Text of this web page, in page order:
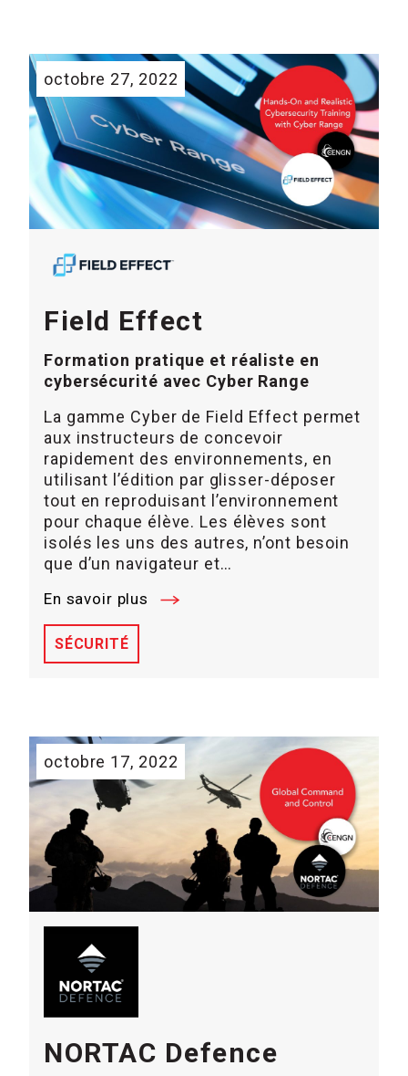
octobre 27, 2022
Field Effect
Formation pratique et réaliste en
cybersécurité avec Cyber Range
La gamme Cyber de Field Effect permet
aux instructeurs de concevoir
rapidement des environnements, en
utilisant l’édition par glisser-déposer
tout en reproduisant l’environnement
pour chaque élève. Les élèves sont
isolés les uns des autres, n’ont besoin
que d’un navigateur et…
En savoir plus
SÉCURITÉ
octobre 17, 2022
NORTAC Defence